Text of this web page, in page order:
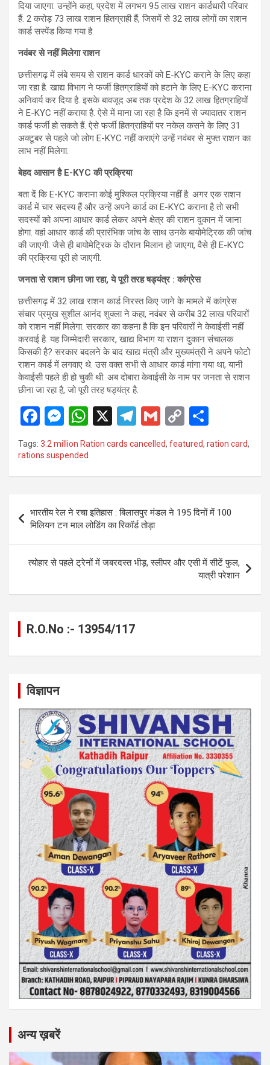
दिया जाएगा. उन्होंने कहा, प्रदेश में लगभग 95 लाख राशन कार्डधारी परिवार
हैं. 2 करोड़ 73 लाख राशन हितग्राही हैं, जिसमें से 32 लाख लोगों का राशन
कार्ड सस्पेंड किया गया है.
नवंबर से नहीं मिलेगा राशन
छत्तीसगढ़ में लंबे समय से राशन कार्ड धारकों को E-KYC कराने के लिए कहा
जा रहा है. खाद्य विभाग ने फर्जी हितग्राहियों को हटाने के लिए E-KYC कराना
अनिवार्य कर दिया है. इसके बावजूद अब तक प्रदेश के 32 लाख हितग्राहियों
ने E-KYC नहीं कराया है. ऐसे में माना जा रहा है कि इनमें से ज्यादातर राशन
कार्ड फर्जी हो सकते हैं. ऐसे फर्जी हितग्राहियों पर नकेल कसने के लिए 31
अक्टूबर से पहले जो लोग E-KYC नहीं कराएंगे उन्हें नवंबर से मुफ्त राशन का
लाभ नहीं मिलेगा.
बेहद आसान है E-KYC की प्रक्रिया
बता दें कि E-KYC कराना कोई मुश्किल प्रक्रिया नहीं है. अगर एक राशन
कार्ड में चार सदस्य हैं और उन्हें अपने कार्ड का E-KYC कराना है तो सभी
सदस्यों को अपना आधार कार्ड लेकर अपने क्षेत्र की राशन दुकान में जाना
होगा. वहां आधार कार्ड की प्रारंभिक जांच के साथ उनके बायोमेट्रिक की जांच
की जाएगी. जैसे ही बायोमेट्रिक के दौरान मिलान हो जाएगा, वैसे ही E-KYC
की प्रक्रिया पूरी हो जाएगी.
जनता से राशन छीना जा रहा, ये पूरी तरह षड्यंत्र : कांग्रेस
छत्तीसगढ़ में 32 लाख राशन कार्ड निरस्त किए जाने के मामले में कांग्रेस
संचार प्रमुख सुशील आनंद शुक्ला ने कहा, नवंबर से करीब 32 लाख परिवारों
को राशन नहीं मिलेगा. सरकार का कहना है कि इन परिवारों ने केवाईसी नहीं
करवाई है. यह जिम्मेदारी सरकार, खाद्य विभाग या राशन दुकान संचालक
किसकी है? सरकार बदलने के बाद खाद्य मंत्री और मुख्यमंत्री ने अपने फोटो
राशन कार्ड में लगवाए थे. उस वक्त सभी से आधार कार्ड मांगा गया था, यानी
केवाईसी पहले ही हो चुकी थी. अब दोबारा केवाईसी के नाम पर जनता से राशन
छीना जा रहा है, जो पूरी तरह षड्यंत्र है.
F
a
ce
b
o
k
M
es
se
n
er
W
h
s
p
p
X
T
gr
m
G
m
ail
C
py
Li
k
h
e
Tags: 3.2 million Ration cards cancelled, featured, ration card,
rations suspended
navigation
भारतीय रेल ने रचा इतिहास : बिलासपुर मंडल ने 195 दिनों में 100
मिलियन टन माल लोडिंग का रिकॉर्ड तोड़ा
त्योहार से पहले ट्रेनों में जबरदस्त भीड़, स्लीपर और एसी में सीटें फुल,
यात्री परेशान
R.O.No :- 13954/117
विज्ञापन
अन्य ख़बरें